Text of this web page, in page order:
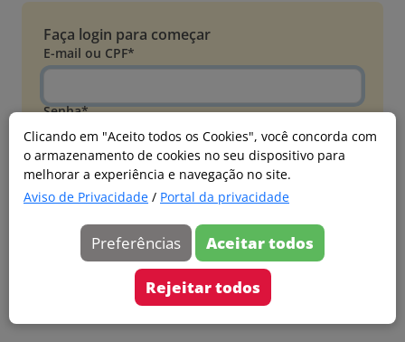
Clicando em "Aceito todos os Cookies", você concorda com
o armazenamento de cookies no seu dispositivo para
melhorar a experiência e navegação no site.
Aviso de Privacidade / Portal da privacidade
Preferências Aceitar todos
Rejeitar todos
Faça login para começar
E-mail ou CPF*
Senha*
Esqueci minha senha
Entrar
Acessar com Microsoft
Ainda não faz parte?
Cadastre-se
Versão 20260805.7